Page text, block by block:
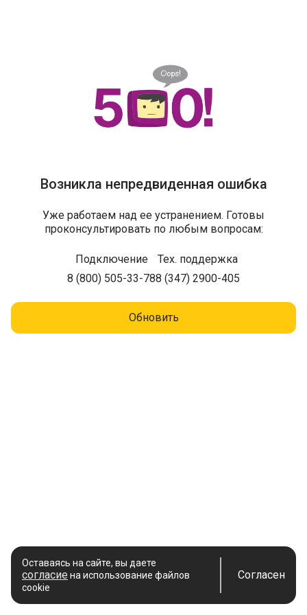
Возникла непредвиденная ошибка
Уже работаем над ее устранением. Готовы
проконсультировать по любым вопросам:
Подключение
8 (800) 505-33-78
Тех. поддержка
8 (347) 2900-405
Обновить
Оставаясь на сайте, вы даете
согласие на использование файлов
cookie
Согласен